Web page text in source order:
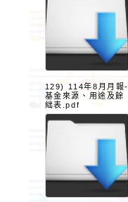
129) 114年8月月報-
基金來源、用途及餘
絀表.pdf